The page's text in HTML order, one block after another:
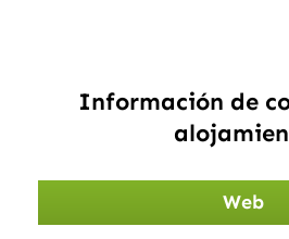
Información de
Web